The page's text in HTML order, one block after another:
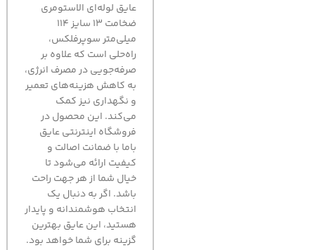
عايق لوله‌ای الاستومری
ضخامت 13 سایز 114
میلی‌متر سوپرفلکس،
راه‌حلی است که علاوه بر
صرفه‌جویی در مصرف انرژی،
به کاهش هزینه‌های تعمیر
و نگهداری نیز کمک
می‌کند. این محصول در
فروشگاه اینترنتی عایق
باما با ضمانت اصالت و
کیفیت ارائه می‌شود تا
خیال شما از هر جهت راحت
باشد. اگر به دنبال یک
انتخاب هوشمندانه و پایدار
هستید، این عایق بهترین
گزینه برای شما خواهد بود.